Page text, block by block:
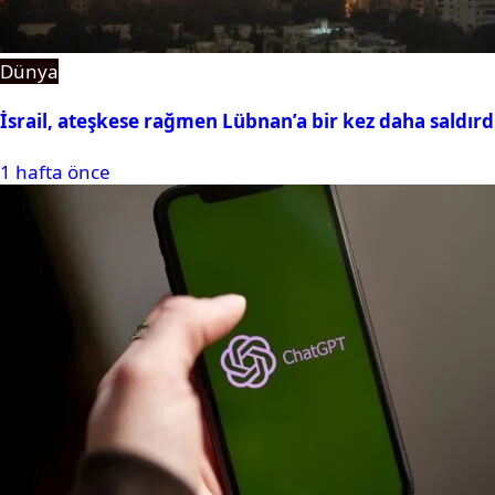
Dünya
İsrail, ateşkese rağmen Lübnan’a bir kez daha
1 hafta önce